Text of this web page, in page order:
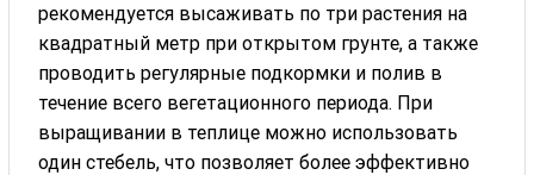
рекомендуется высаживать по три растения на
квадратный метр при открытом грунте, а также
проводить регулярные подкормки и полив в
течение всего вегетационного периода. При
выращивании в теплице можно использовать
один стебель, что позволяет более эффективно